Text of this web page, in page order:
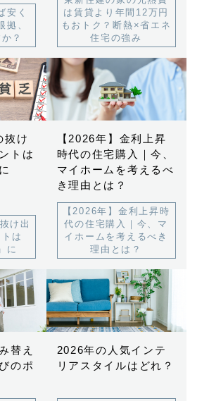
安く
、
？
は賃貸より年間12万円
もおトク？断熱×省エネ
住宅の強み
抜け
トは
け出
は
に
【2026年】金利上昇
時代の住宅購入｜今、
マイホームを考えるべ
き理由とは？
【2026年】金利上昇時
代の住宅購入｜今、マ
イホームを考えるべき
理由とは？
替え
のポ
2026年の人気インテ
リアスタイルはどれ？